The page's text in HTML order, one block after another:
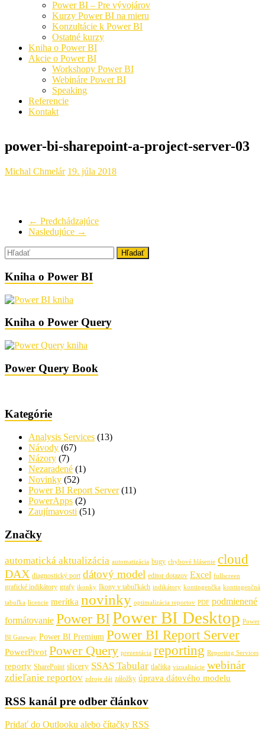
Power BI – Pre vývojárov
Kurzy Power BI na mieru
Konzultácie k Power BI
Ostatné kurzy
Kniha o Power BI
Akcie o Power BI
Workshopy Power BI
Webináre Power BI
Speaking
Referencie
Kontakt
power-bi-sharepoint-a-project-server-03
Michal Chmelár 19. júla 2018
← Predchádzajúce
Nasledujúce →
Kniha o Power BI
Kniha o Power Query
Power Query Book
Kategórie
Analysis Services (13)
Návody (67)
Názory (7)
Nezaradené (1)
Novinky (52)
Power BI Report Server(11)
PowerApps (2)
Zaujímavosti (51)
Značky
automatická aktualizácia automatizácia bugy chybové hlásenie cloud
DAX diagnostický port dátový model editor dotazov Excel fullscreen
grafické indikátory grafy ikonky Ikony v tabuľkách indikátory kontingenčka kontingenčná
tabuľka licencie merítka novinky optimalizácia reportov PDF podmienené
formátovanie Power BIPower BI Desktop Power
BI Gateway Power BI Premium Power BI Report Server
PowerPivot Power Query prezentácia reporting Reporting Services
reporty SharePoint slicery SSAS Tabular tlačítka vizualizácie webinár
zdieľanie reportov zdroje dát záložky úprava dátového modelu
RSS kanál pre odber článkov
Pridať do Outlooku alebo čítačky RSS